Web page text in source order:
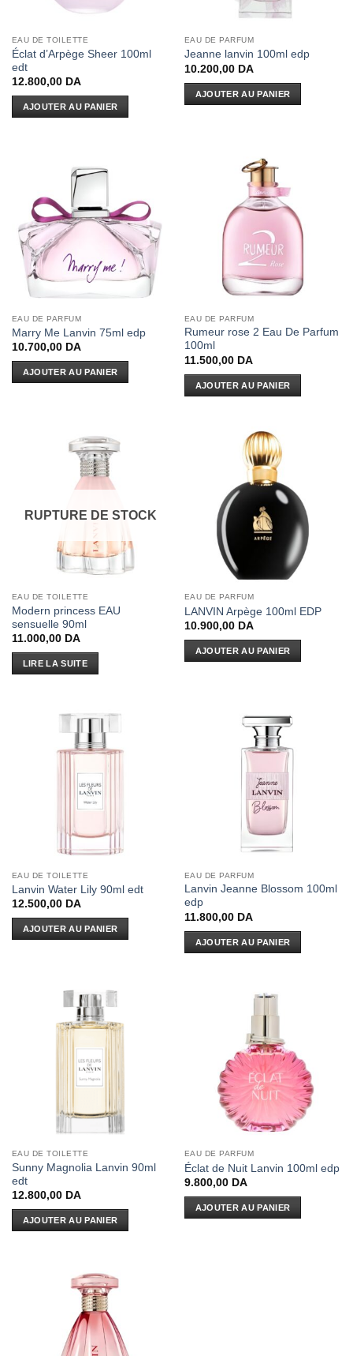
EAU DE TOILETTE
Éclat d’Arpège Sheer 100ml
edt
12.800,00 DA
AJOUTER AU PANIER
EAU DE PARFUM
Jeanne lanvin 100ml edp
10.200,00 DA
AJOUTER AU PANIER
EAU DE PARFUM
Marry Me Lanvin 75ml edp
10.700,00 DA
AJOUTER AU PANIER
EAU DE PARFUM
Rumeur rose 2 Eau De Parfum
100ml
11.500,00 DA
AJOUTER AU PANIER
RUPTURE DE STOCK
EAU DE TOILETTE
Modern princess EAU
sensuelle 90ml
11.000,00 DA
LIRE LA SUITE
EAU DE PARFUM
LANVIN Arpège 100ml EDP
10.900,00 DA
AJOUTER AU PANIER
EAU DE TOILETTE
Lanvin Water Lily 90ml edt
12.500,00 DA
AJOUTER AU PANIER
EAU DE PARFUM
Lanvin Jeanne Blossom 100ml
edp
11.800,00 DA
AJOUTER AU PANIER
EAU DE TOILETTE
Sunny Magnolia Lanvin 90ml
edt
12.800,00 DA
AJOUTER AU PANIER
EAU DE PARFUM
Éclat de Nuit Lanvin 100ml edp
9.800,00 DA
AJOUTER AU PANIER